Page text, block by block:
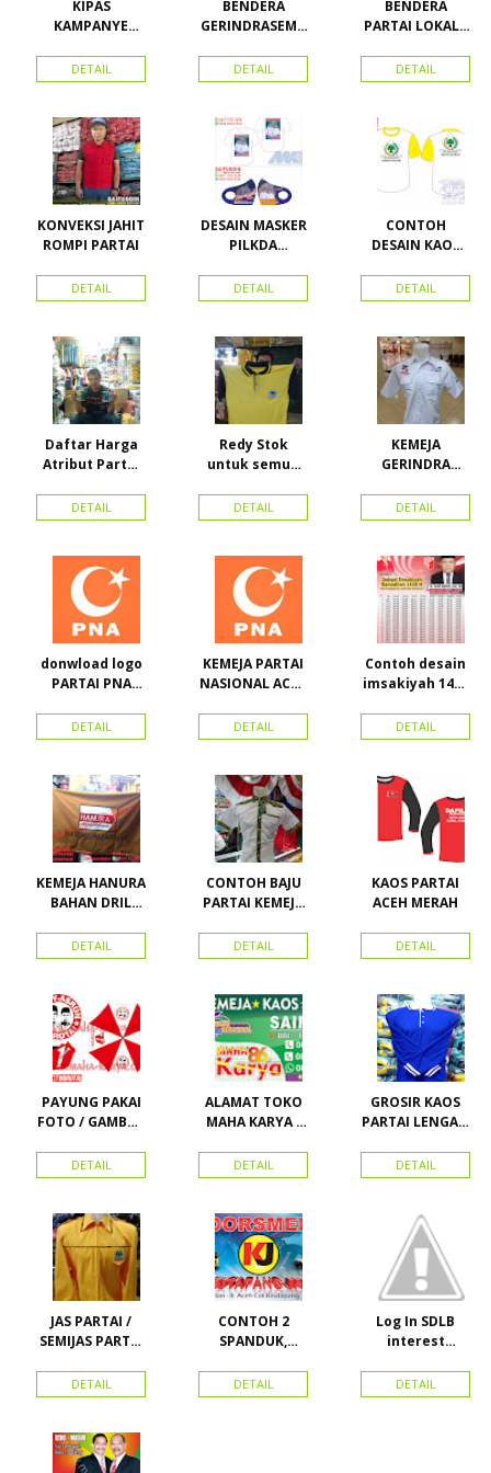
KIPAS
KAMPANYE
DETAIL
BENDERA
GERINDRASEMU
DETAIL
BENDERA
PARTAI LOKAL /
ACEH
DETAIL
KONVEKSI JAHIT
ROMPI PARTAI
DETAIL
DESAIN MASKER
PILKDA
Calon Bupati &
Wakil Bupati
Kepulauan
DETAIL
CONTOH
DESAIN KAOS
BAHAN PE
DOUBLE
DETAIL
Daftar Harga
Atribut Partai
Toko Maha
Karya Online
Proyek Senen
Jakarta Pusat
DETAIL
Redy Stok
untuk semua
Kerah Bahan PE
Dobel Rp.
DETAIL
KEMEJA
GERINDRA
BORDIR DAN
TOPI BAHAN
DETAIL
donwload logo
PARTAI PNA
nasional aceh)
Vector
DETAIL
KEMEJA PARTAI
NASIONAL ACEH
PKPI, dan
Kemeja
DETAIL
Contoh desain
imsakiyah 1434
cetak
imsakiyah di
Karya Online
Advertising
Pasar Senen
DETAIL
KEMEJA HANURA
BAHAN DRIL
HANURA
DETAIL
CONTOH BAJU
PARTAI KEMEJA
SEMUA ATRIBUT
PARTAI
DETAIL
KAOS PARTAI
ACEH MERAH
DETAIL
PAYUNG PAKAI
FOTO / GAMBAR
KAMPANYE,
PARTAI DAN
DETAIL
ALAMAT TOKO
MAHA KARYA /
PERDANA 411
DETAIL
GROSIR KAOS
PARTAI LENGAN
MURAH
LACOSTE SEMUA
STOK
DETAIL
JAS PARTAI /
SEMIJAS PARTAI
DETAIL
CONTOH 2
SPANDUK,
KARTU NAMA
DETAIL
Log In SDLB
interest
DETAIL